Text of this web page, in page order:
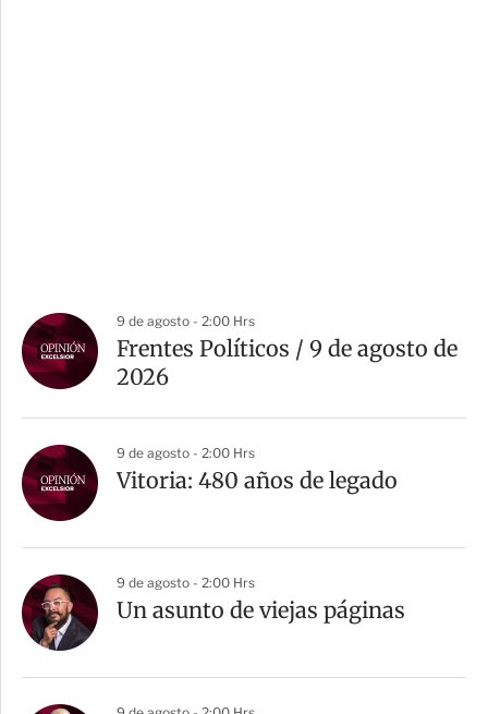
9 de agosto - 2:00 Hrs
Frentes Políticos / 9 de agosto de
2026
9 de agosto - 2:00 Hrs
Vitoria: 480 años de legado
9 de agosto - 2:00 Hrs
Un asunto de viejas páginas